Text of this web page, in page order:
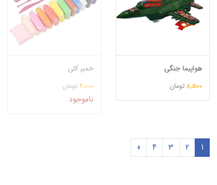
هواپیما جنگی
8,500تومان
خمیر کلی
4,000 تومان
ناموجود
1
2
3
4
»